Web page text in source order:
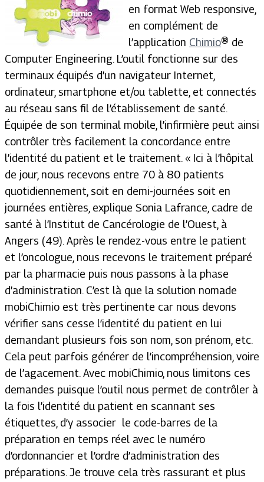
en format Web responsive,
en complément de
l’application Chimio® de
Computer Engineering. L’outil fonctionne sur des
terminaux équipés d’un navigateur Internet,
ordinateur, smartphone et/ou tablette, et connectés
au réseau sans fil de l’établissement de santé.
Équipée de son terminal mobile, l’infirmière peut ainsi
contrôler très facilement la concordance entre
l’identité du patient et le traitement. « Ici à l’hôpital
de jour, nous recevons entre 70 à 80 patients
quotidiennement, soit en demi-journées soit en
journées entières , explique Sonia Lafrance, cadre de
santé à l’Institut de Cancérologie de l’Ouest, à
Angers (49). Après le rendez-vous entre le patient
et l’oncologue, nous recevons le traitement préparé
par la pharmacie puis nous passons à la phase
d’administration. C’est là que la solution nomade
mobiChimio est très pertinente car nous devons
vérifier sans cesse l’identité du patient en lui
demandant plusieurs fois son nom, son prénom, etc.
Cela peut parfois générer de l’incompréhension, voire
de l’agacement. Avec mobiChimio, nous limitons ces
demandes puisque l’outil nous permet de contrôler à
la fois l’identité du patient en scannant ses
étiquettes d’y associer le code-barres de la
préparation en temps réel avec le numéro
d’ordonnancier et l’ordre d’administration des
préparations. Je trouve cela très rassurant et plus